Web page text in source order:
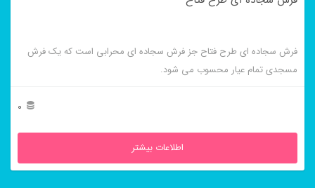
فرش سجاده ای طرح فتاح جز فرش سجاده ای محرابی است که یک فرش
مسجدی تمام عیار محسوب می شود.
0
اطلاعات بیشتر